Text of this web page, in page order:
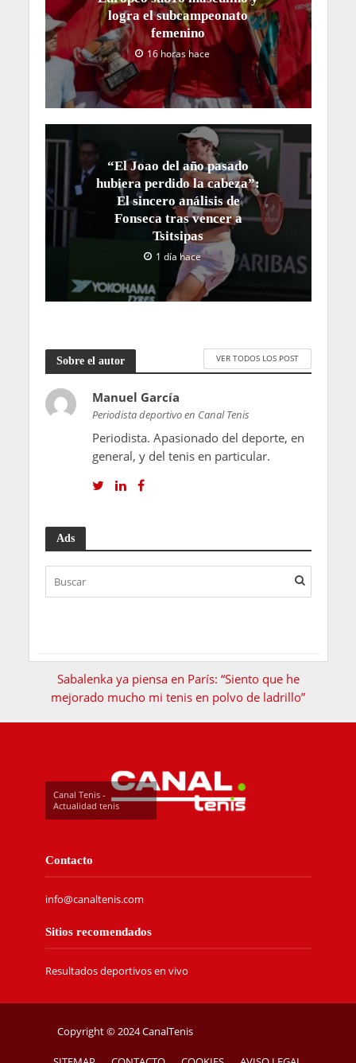
logra el subcampeonato
femenino
16 horas hace
“El Joao del año pasado
hubiera perdido la cabeza”:
El sincero análisis de
Fonseca tras vencer a
Tsitsipas
1 día hace
Sobre el autor VER TODOS LOS POST
Manuel García
Periodista deportivo en Canal Tenis
Periodista. Apasionado del deporte, en
general, y del tenis en particular.
Ads
Sabalenka ya piensa en París: “Siento que he
mejorado mucho mi tenis en polvo de ladrillo”
Canal Tenis -
Actualidad tenis
Contacto
info@canaltenis.com
Sitios recomendados
Resultados deportivos en vivo
Copyright © 2024 CanalTenis